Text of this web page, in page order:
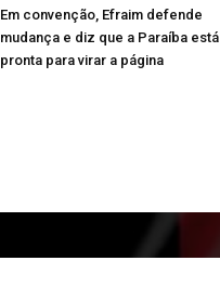
Em convenção, Efraim defende
mudança e diz que a Paraíba está
pronta para virar a página